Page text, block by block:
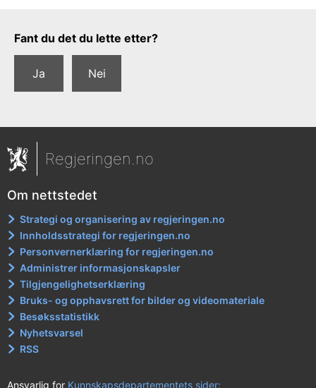
Tilbakemeldingsskjema
Fant du det du lette etter?
Ja Nei
Regjeringen.no
Om nettstedet
Strategi og organisering av regjeringen.no
Innholdsstrategi for regjeringen.no
Personvernerklæring for regjeringen.no
Administrer informasjonskapsler
Tilgjengelighetserklæring
Bruks- og opphavsrett for bilder og videomateriale
Besøksstatistikk
Nyhetsvarsel
RSS
Ansvarlig for Kunnskapsdepartementets sider: